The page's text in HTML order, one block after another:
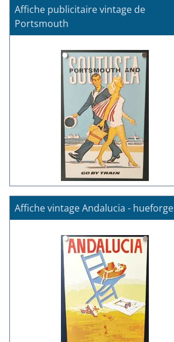
Affiche publicitaire vintage de
Portsmouth
Affiche vintage Andalucia - hueforge